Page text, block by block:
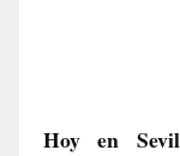
Hoy en